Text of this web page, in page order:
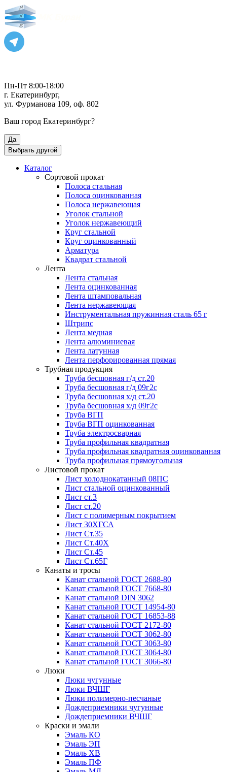
Пн-Пт 8:00-18:00
г. Екатеринбург,
ул. Фурманова 109, оф. 802
Ваш город Екатеринбург?
Да
Выбрать другой
Каталог
Сортовой прокат
Полоса стальная
Полоса оцинкованная
Полоса нержавеющая
Уголок стальной
Уголок нержавеющий
Круг стальной
Круг оцинкованный
Арматура
Квадрат стальной
Лента
Лента стальная
Лента оцинкованная
Лента штамповальная
Лента нержавеющая
Инструментальная пружинная сталь 65 г
Штрипс
Лента медная
Лента алюминиевая
Лента латунная
Лента перфорированная прямая
Трубная продукция
Труба бесшовная г/д ст.20
Труба бесшовная г/д 09г2с
Труба бесшовная х/д ст.20
Труба бесшовная х/д 09г2с
Труба ВГП
Труба ВГП оцинкованная
Труба электросварная
Труба профильная квадратная
Труба профильная квадратная оцинкованная
Труба профильная прямоугольная
Листовой прокат
Лист холоднокатанный 08ПС
Лист стальной оцинкованный
Лист ст.3
Лист ст.20
Лист с полимерным покрытием
Лист 30ХГСА
Лист Ст.35
Лист Ст.40Х
Лист Ст.45
Лист Ст.65Г
Канаты и тросы
Канат стальной ГОСТ 2688-80
Канат стальной ГОСТ 7668-80
Канат стальной DIN 3062
Канат стальной ГОСТ 14954-80
Канат стальной ГОСТ 16853-88
Канат стальной ГОСТ 2172-80
Канат стальной ГОСТ 3062-80
Канат стальной ГОСТ 3063-80
Канат стальной ГОСТ 3064-80
Канат стальной ГОСТ 3066-80
Люки
Люки чугунные
Люки ВЧШГ
Люки полимерно-песчаные
Дождеприемники чугунные
Дождеприемники ВЧШГ
Краски и эмали
Эмаль КО
Эмаль ЭП
Эмаль ХВ
Эмаль ПФ